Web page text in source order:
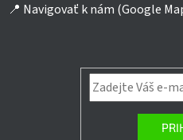
📍 Navigovať k nám (Google